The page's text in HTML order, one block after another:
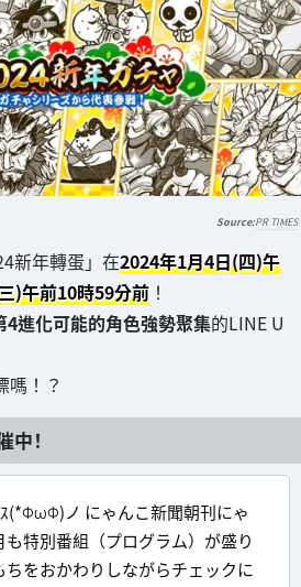
PR TIMES
新年轉蛋」在2024年1月4日(四)午
)午前10時59分前 ！
4進化可能的角色強勢聚集的LINE U
嗎！？
！
(*ΦωΦ)ノ にゃんこ新聞朝刊にゃ
特別番組（プログラム）が盛り
をおかわりしながらチェックに